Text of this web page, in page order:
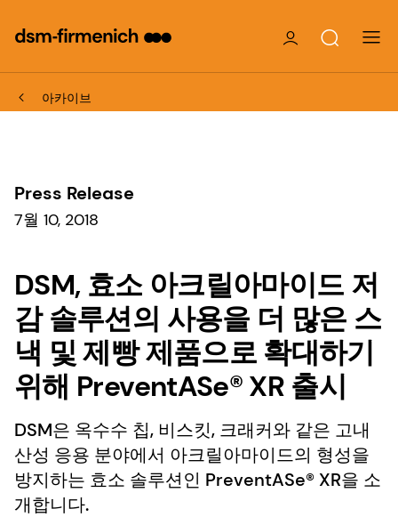
아카이브
Press Release
7월 10, 2018
DSM, 효소 아크릴아마이드 저
감 솔루션의 사용을 더 많은 스
낵 및 제빵 제품으로 확대하기
위해 PreventASe® XR 출시
DSM은 옥수수 칩, 비스킷, 크래커와 같은 고내
산성 응용 분야에서 아크릴아마이드의 형성을
방지하는 효소 솔루션인 PreventASe® XR을 소
개합니다.